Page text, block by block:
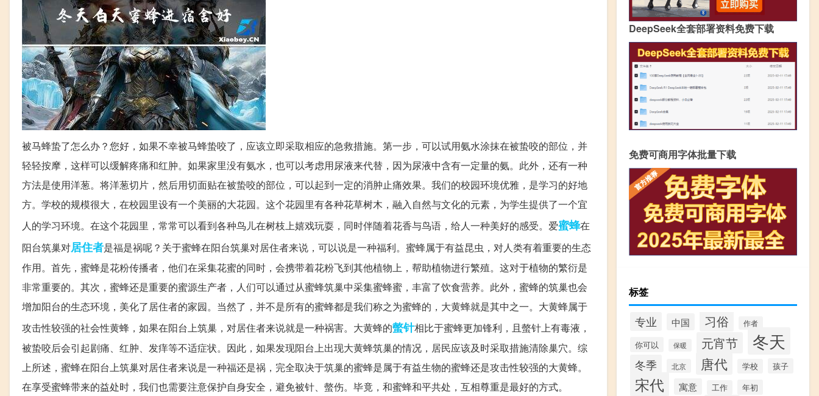
被马蜂蛰了怎么办？您好，如果不幸被马蜂蛰咬了，应该立即采取相应的急救措施。第一步，可以试用氨水涂抹在被蛰咬的部位，并
轻轻按摩，这样可以缓解疼痛和红肿。如果家里没有氨水，也可以考虑用尿液来代替，因为尿液中含有一定量的氨。此外，还有一种
方法是使用洋葱。将洋葱切片，然后用切面贴在被蛰咬的部位，可以起到一定的消肿止痛效果。我们的校园环境优雅，是学习的好地
方。学校的规模很大，在校园里设有一个美丽的大花园。这个花园里有各种花草树木，融入自然与文化的元素，为学生提供了一个宜
人的学习环境。在这个花园里，常常可以看到各种鸟儿在树枝上嬉戏玩耍，同时伴随着花香与鸟语，给人一种美好的感受。爱蜜蜂在
阳台筑巢对居住者是福是祸呢？关于蜜蜂在阳台筑巢对居住者来说，可以说是一种福利。蜜蜂属于有益昆虫，对人类有着重要的生态
作用。首先，蜜蜂是花粉传播者，他们在采集花蜜的同时，会携带着花粉飞到其他植物上，帮助植物进行繁殖。这对于植物的繁衍是
非常重要的。其次，蜜蜂还是重要的蜜源生产者，人们可以通过从蜜蜂筑巢中采集蜜蜂蜜，丰富了饮食营养。此外，蜜蜂的筑巢也会
增加阳台的生态环境，美化了居住者的家园。当然了，并不是所有的蜜蜂都是我们称之为蜜蜂的，大黄蜂就是其中之一。大黄蜂属于
攻击性较强的社会性黄蜂，如果在阳台上筑巢，对居住者来说就是一种祸害。大黄蜂的螫针相比于蜜蜂更加锋利，且螫针上有毒液，
被蛰咬后会引起剧痛、红肿、发痒等不适症状。因此，如果发现阳台上出现大黄蜂筑巢的情况，居民应该及时采取措施清除巢穴。综
上所述，蜜蜂在阳台上筑巢对居住者来说是一种福还是祸，完全取决于筑巢的蜜蜂是属于有益生物的蜜蜂还是攻击性较强的大黄蜂。
在享受蜜蜂带来的益处时，我们也需要注意保护自身安全，避免被针、螫伤。毕竟，和蜜蜂和平共处，互相尊重是最好的方式。
DeepSeek全套部署资料免费下载
免费可商用字体批量下载
标签
专业 中国 习俗 作者
你可以 保暖 元宵节 冬天
冬季 北京 唐代 学校 孩子
宋代 寓意 工作 年初